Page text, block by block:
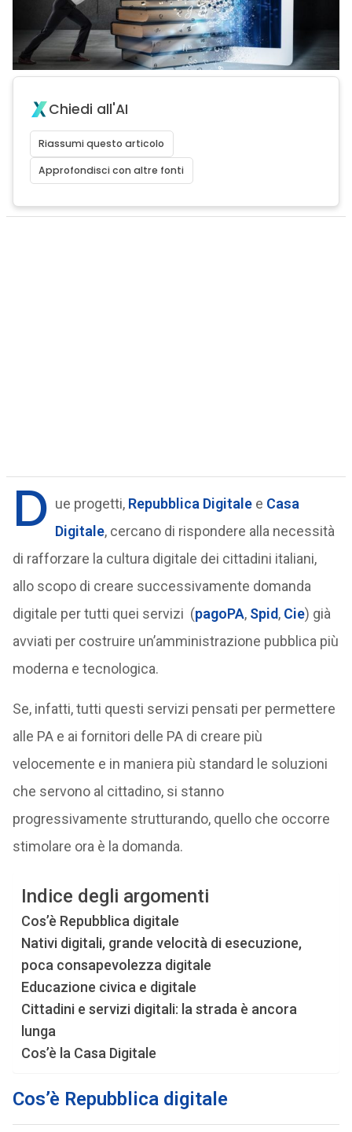
Chiedi all'AI
Riassumi questo articolo
Approfondisci con altre fonti
D ue progetti, Repubblica Digitalee Casa
Digitale, cercano di rispondere alla necessità
di rafforzare la cultura digitale dei cittadini italiani,
allo scopo di creare successivamente domanda
digitale per tutti quei servizi (pagoPA, Spid, Cie) già
avviati per costruire un’amministrazione pubblica più
moderna e tecnologica.
Se, infatti, tutti questi servizi pensati per permettere
alle PA e ai fornitori delle PA di creare più
velocemente e in maniera più standard le soluzioni
che servono al cittadino, si stanno
progressivamente strutturando, quello che occorre
stimolare ora è la domanda.
Indice degli argomenti
Cos’è Repubblica digitale
Nativi digitali, grande velocità di esecuzione,
poca consapevolezza digitale
Educazione civica e digitale
Cittadini e servizi digitali: la strada è ancora
lunga
Cos’è la Casa Digitale
Cos’è Repubblica digitale